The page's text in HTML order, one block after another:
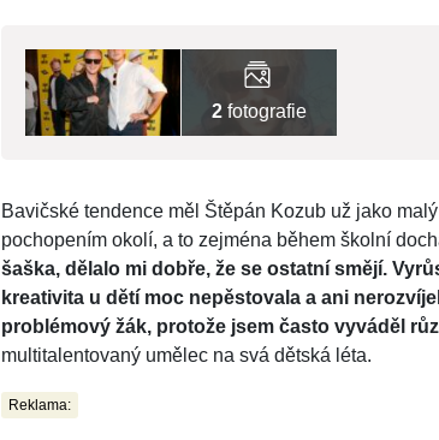
2 fotografie
Bavičské tendence měl Štěpán Kozub už jako
pochopením okolí, a to zejména během školní
šaška, dělalo mi dobře, že se ostatní smějí.
kreativita u dětí moc nepěstovala a ani
problémový žák, protože jsem často vyváděl
multitalentovaný umělec na svá dětská léta.
Reklama: